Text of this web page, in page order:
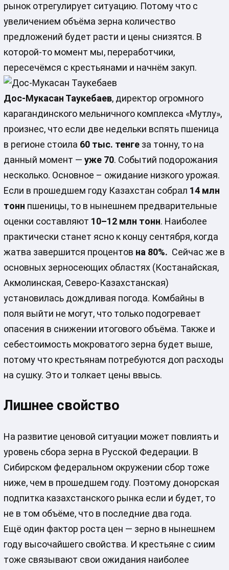
рынок отрегулирует ситуацию. Потому что с
увеличением объёма зерна количество
предложений будет расти и цены снизятся. В
которой-то момент мы, переработчики,
пересечёмся с крестьянами и начнём закуп.
Дос-Мукасан Таукебаев, директор огромного
карагандинского мельничного комплекса «Мутлу»,
произнес, что если две недельки вспять пшеница
в регионе стоила 60 тыс. тенгеза тонну, то на
данный момент — уже 70. Событий подорожания
несколько. Основное – ожидание низкого урожая.
Если в прошедшем году Казахстан собрал 14 млн
тонн пшеницы, то в нынешнем предварительные
оценки составляют 10–12 млн тонн. Наиболее
практически станет ясно к концу сентября, когда
жатва завершится процентов на 80%. Сейчас же в
основных зерносеющих областях (Костанайская,
Акмолинская, Северо-Казахстанская)
установилась дождливая погода. Комбайны в
поля выйти не могут, что только подогревает
опасения в снижении итогового объёма. Также и
себестоимость мокроватого зерна будет выше,
потому что крестьянам потребуются доп расходы
на сушку. Это и толкает цены ввысь.
Лишнее свойство
На развитие ценовой ситуации может повлиять и
уровень сбора зерна в Русской Федерации. В
Сибирском федеральном окружении сбор тоже
ниже, чем в прошедшем году. Поэтому донорская
подпитка казахстанского рынка если и будет, то
не в том объёме, что в последние два года.
Ещё один фактор роста цен — зерно в нынешнем
году высочайшего свойства. И крестьяне с сиим
тоже связывают свои ожидания наиболее